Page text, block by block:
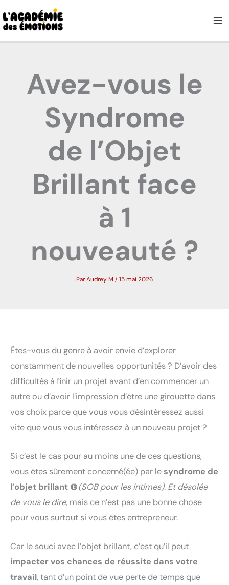
au
Avez-vous le
Syndrome
de l’Objet
Brillant face
à 1
nouveauté ?
ParAudrey M /15 mai 2026
Êtes-vous du genre à avoir envie d’explorer
constamment de nouvelles opportunités ? D’avoir des
difficultés à finir un projet avant d’en commencer un
autre ou d’avoir l’impression d’être une girouette dans
vos choix parce que vous vous désintéressez aussi
vite que vous vous intéressez à un nouveau projet ?
Si c’est le cas pour au moins une de ces questions,
vous êtes sûrement concerné(ée) par le syndrome de
l’objet brillant 🪩(SOB pour les intimes). Et désolée
de vous le dire, mais ce n’est pas une bonne chose
pour vous surtout si vous êtes entrepreneur.
Car le souci avec l’objet brillant, c’est qu’il peut
impacter vos chances de réussite dans votre
travail, tant d’un point de vue perte de temps que